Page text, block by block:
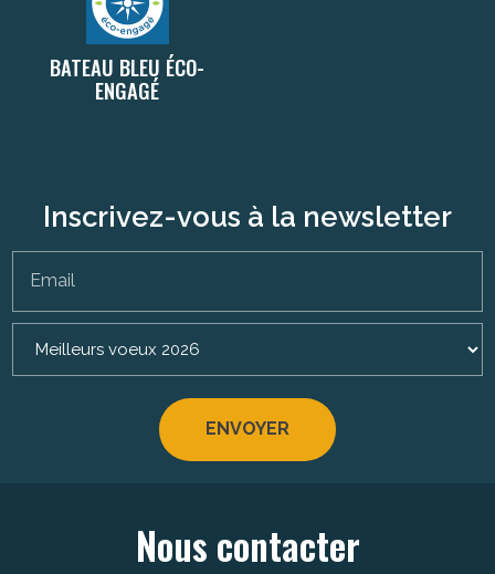
BATEAU BLEU ÉCO-
ENGAGÉ
Inscrivez-vous à la newsletter
Email
Nous contacter